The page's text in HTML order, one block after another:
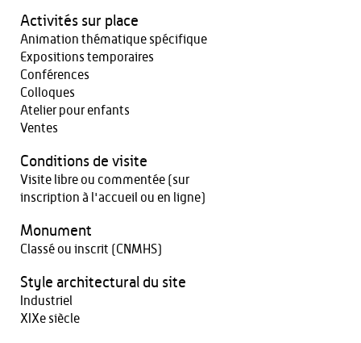
Activités sur place
Animation thématique spécifique
Expositions temporaires
Conférences
Colloques
Atelier pour enfants
Ventes
Conditions de visite
Visite libre ou commentée (sur
inscription à l'accueil ou en ligne)
Monument
Classé ou inscrit (CNMHS)
Style architectural du site
Industriel
XIXe siècle